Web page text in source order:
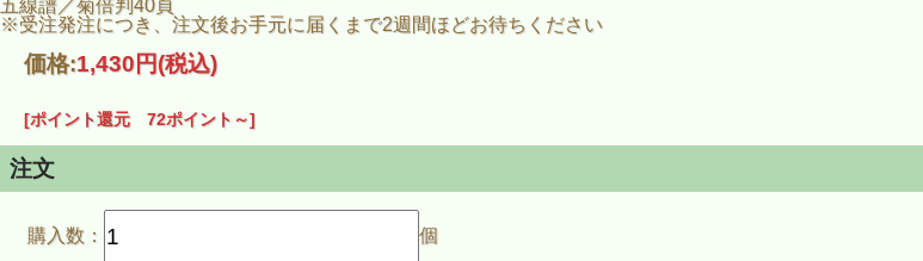
五線譜／菊倍判40頁
※受注発注につき、注文後お手元に届くまで2週間ほどお待ちください
価格:1,430円(税込)
[ポイント還元 72ポイント～]
注文
購入数： 個